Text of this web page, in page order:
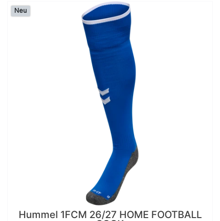
Neu
Hummel 1FCM 26/27 HOME FOOTBALL